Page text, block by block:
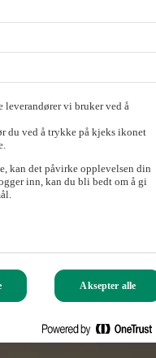
leverandører vi bruker ved å
du ved å trykke på kjeks ikonet
kan det påvirke opplevelsen din
inn, kan du bli bedt om å gi
Aksepter alle